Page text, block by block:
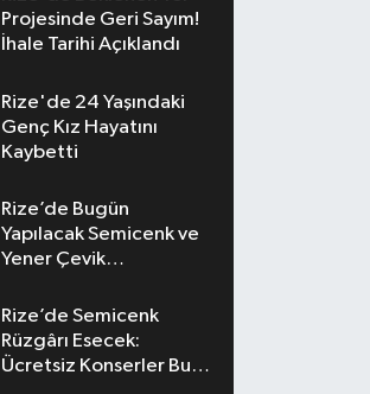
Projesinde Geri Sayım!
İhale Tarihi Açıklandı
Rize'de 24 Yaşındaki
Genç Kız Hayatını
Kaybetti
Rize’de Bugün
Yapılacak Semicenk ve
Yener Çevik
Belli Oldu
Rize’de Semicenk
Rüzgârı Esecek:
Ücretsiz Konserler Bu